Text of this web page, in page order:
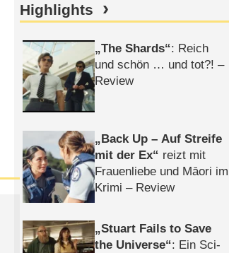
Highlights
The Shards : Reich
und schön … und tot?! –
Review
Back Up – Auf Streife
mit der Ex
reizt mit
Frauenliebe und Māori im
Krimi – Review
Stuart Fails to Save
the Universe : Ein Sci-